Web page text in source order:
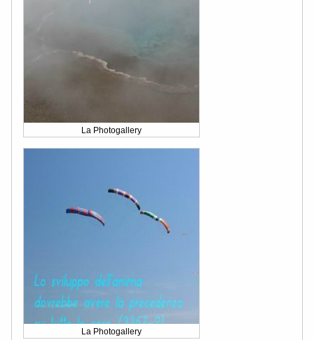
La Photogallery
La Photogallery